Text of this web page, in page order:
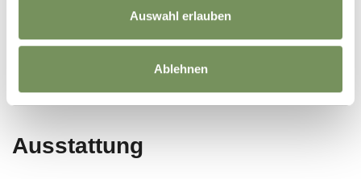
Auswahl erlauben
Ablehnen